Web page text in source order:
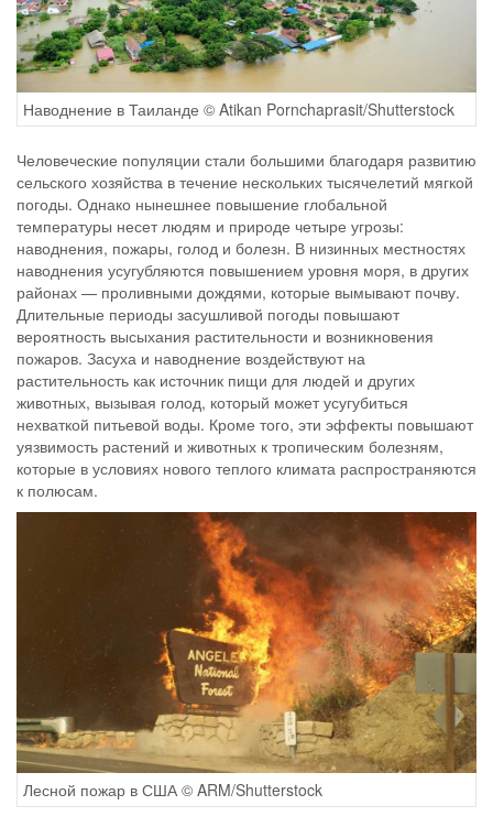
Наводнение в Таиланде © Atikan Pornchaprasit/Shutterstock
Человеческие популяции стали большими благодаря развитию
сельского хозяйства в течение нескольких тысячелетий мягкой
погоды. Однако нынешнее повышение глобальной
температуры несет людям и природе четыре угрозы:
наводнения, пожары, голод и болезн. В низинных местностях
наводнения усугубляются повышением уровня моря, в других
районах — проливными дождями, которые вымывают почву.
Длительные периоды засушливой погоды повышают
вероятность высыхания растительности и возникновения
пожаров. Засуха и наводнение воздействуют на
растительность как источник пищи для людей и других
животных, вызывая голод, который может усугубиться
нехваткой питьевой воды. Кроме того, эти эффекты повышают
уязвимость растений и животных к тропическим болезням,
которые в условиях нового теплого климата распространяются
к полюсам.
Лесной пожар в США © ARM/Shutterstock